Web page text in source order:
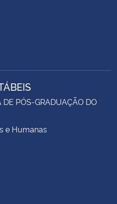
DE PÓS-GRADUAÇÃO DO
e Humanas